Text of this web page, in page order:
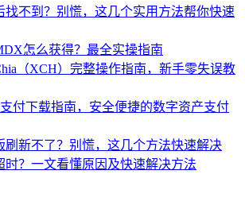
找不到？别慌，这几个实用方法帮你快速
怎么获得？最全实操指南
（XCH）完整操作指南，新手零失误教
付下载指南，安全便捷的数字资产支付
刷新不了？别慌，这几个方法快速解决
时？一文看懂原因及快速解决方法